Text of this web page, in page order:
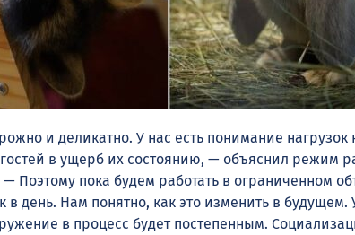
и деликатно. У нас есть понимание
гостей в ущерб их состоянию, — объяснил режим
Поэтому пока будем работать в ограниченном
в день. Нам понятно, как это изменить в будущем.
в процесс будет постепенным.